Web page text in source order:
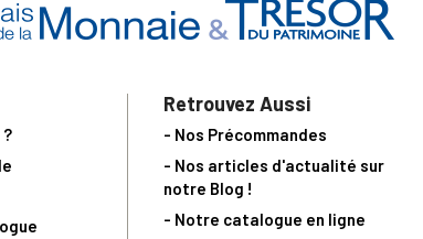
Retrouvez Aussi
- Nos Précommandes
- Nos articles d'actualité sur
notre Blog !
- Notre catalogue en ligne